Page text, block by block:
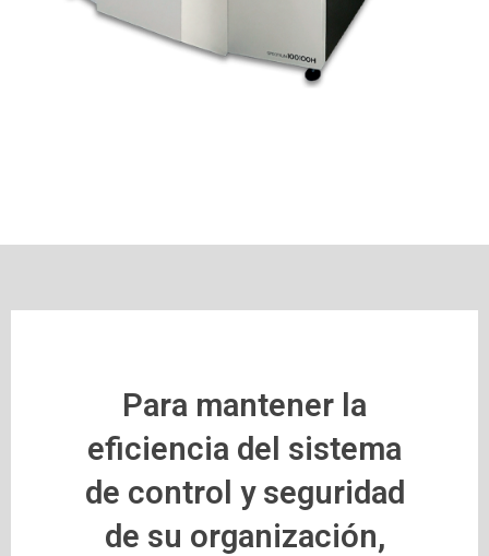
Para mantener la
eficiencia del sistema
de control y seguridad
de su organización,